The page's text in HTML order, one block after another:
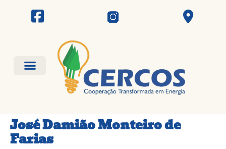
José Damião Monteiro de
Farias